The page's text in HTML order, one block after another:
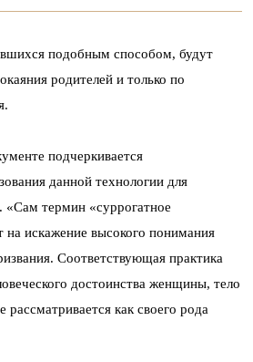
подобным способом, будут
родителей и только по
подчеркивается
данной технологии для
«Сам термин «суррогатное
на искажение высокого понимания
Соответствующая практика
достоинства женщины, тело
рассматривается как своего рода